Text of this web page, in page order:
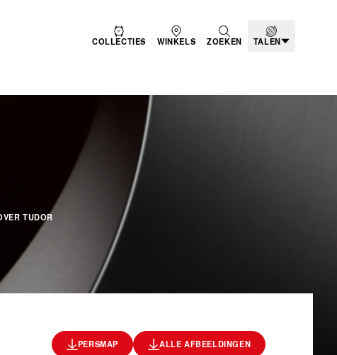
COLLECTIES WINKELS ZOEKEN TALEN
TO DARE - DE
TUDOR
PERSMAP ALLE AFBEELDINGEN